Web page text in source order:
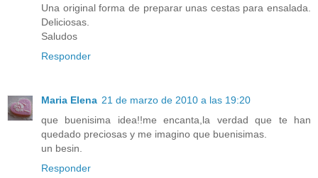
Una original forma de preparar unas cestas para ensalada.
Deliciosas.
Saludos
Responder
Maria Elena 21 de marzo de 2010 a las 19:20
que buenisima idea!!me encanta,la verdad que te han
quedado preciosas y me imagino que buenisimas.
un besin.
Responder